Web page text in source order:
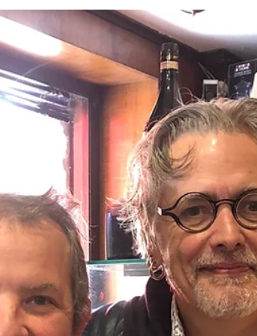
du théâtre et traverse la ville encore assoupie. Au
marché, dans les visages populaires baignés de
lumière, il reconnaît une vérité essentielle : son Don
Quichotte est un personnage caravagesque, né de la
fragilité humaine et de la dignité du quotidien. Cette
errance révèle que la création s’ancre dans le réel, là
où la vie ordinaire devient sublime.